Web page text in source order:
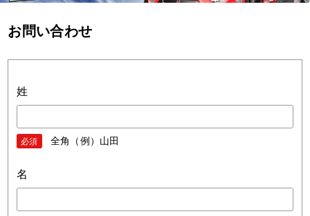
お問い合わせ
姓
必須 全角（例）山田
名